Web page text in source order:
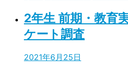
2年生 前期・教育
ケート調査
2021年6月25日